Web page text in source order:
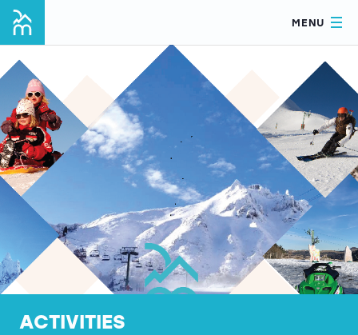
MENU
ACTIVITIES